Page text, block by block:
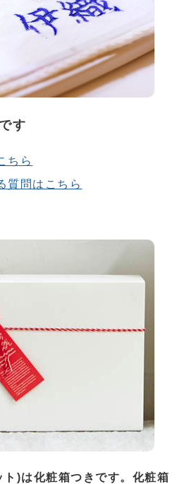
す
ちら
質問はこちら
ト)は化粧箱つきです。化粧箱